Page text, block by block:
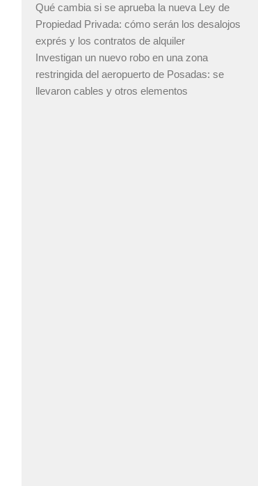
Qué cambia si se aprueba la nueva Ley de
Propiedad Privada: cómo serán los desalojos
exprés y los contratos de alquiler
Investigan un nuevo robo en una zona
restringida del aeropuerto de Posadas: se
llevaron cables y otros elementos